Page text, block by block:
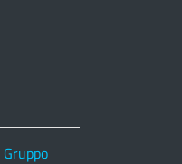
Gruppo